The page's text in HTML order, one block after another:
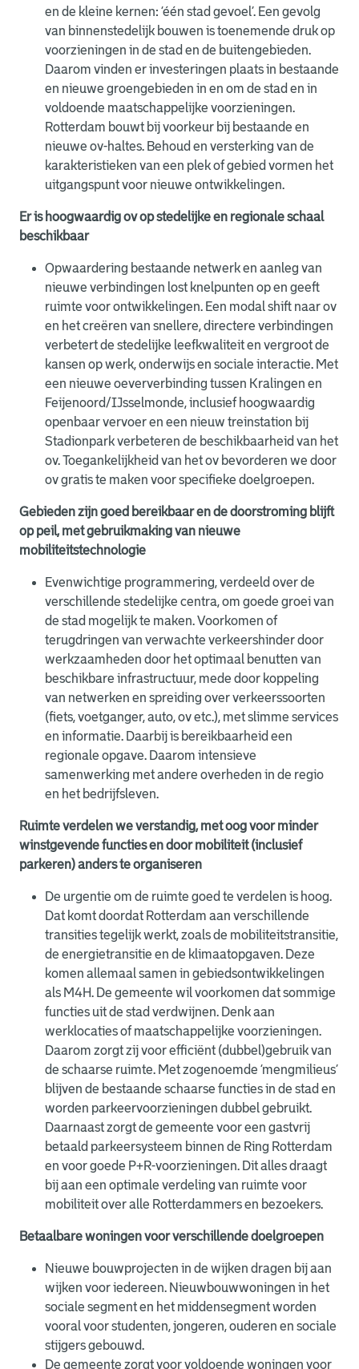
en de kleine kernen: ‘één stad gevoel’. Een gevolg
van binnenstedelijk bouwen is toenemende druk op
voorzieningen in de stad en de buitengebieden.
Daarom vinden er investeringen plaats in bestaande
en nieuwe groengebieden in en om de stad en in
voldoende maatschappelijke voorzieningen.
Rotterdam bouwt bij voorkeur bij bestaande en
nieuwe ov-haltes. Behoud en versterking van de
karakteristieken van een plek of gebied vormen het
uitgangspunt voor nieuwe ontwikkelingen.
Er is hoogwaardig ov op stedelijke en regionale schaal
beschikbaar
Opwaardering bestaande netwerk en aanleg van
nieuwe verbindingen lost knelpunten op en geeft
ruimte voor ontwikkelingen. Een modal shift naar ov
en het creëren van snellere, directere verbindingen
verbetert de stedelijke leefkwaliteit en vergroot de
kansen op werk, onderwijs en sociale interactie. Met
een nieuwe oeververbinding tussen Kralingen en
Feijenoord/IJsselmonde, inclusief hoogwaardig
openbaar vervoer en een nieuw treinstation bij
Stadionpark verbeteren de beschikbaarheid van het
ov. Toegankelijkheid van het ov bevorderen we door
ov gratis te maken voor specifieke doelgroepen.
Gebieden zijn goed bereikbaar en de doorstroming blijft
op peil, met gebruikmaking van nieuwe
mobiliteitstechnologie
Evenwichtige programmering, verdeeld over de
verschillende stedelijke centra, om goede groei van
de stad mogelijk te maken. Voorkomen of
terugdringen van verwachte verkeershinder door
werkzaamheden door het optimaal benutten van
beschikbare infrastructuur, mede door koppeling
van netwerken en spreiding over verkeerssoorten
(fiets, voetganger, auto, ov etc.), met slimme services
en informatie. Daarbij is bereikbaarheid een
regionale opgave. Daarom intensieve
samenwerking met andere overheden in de regio
en het bedrijfsleven.
Ruimte verdelen we verstandig, met oog voor minder
winstgevende functies en door mobiliteit (inclusief
parkeren) anders te organiseren
De urgentie om de ruimte goed te verdelen is hoog.
Dat komt doordat Rotterdam aan verschillende
transities tegelijk werkt, zoals de mobiliteitstransitie,
de energietransitie en de klimaatopgaven. Deze
komen allemaal samen in gebiedsontwikkelingen
als M4H. De gemeente wil voorkomen dat sommige
functies uit de stad verdwijnen. Denk aan
werklocaties of maatschappelijke voorzieningen.
Daarom zorgt zij voor efficiënt (dubbel)gebruik van
de schaarse ruimte. Met zogenoemde ‘mengmilieus’
blijven de bestaande schaarse functies in de stad en
worden parkeervoorzieningen dubbel gebruikt.
Daarnaast zorgt de gemeente voor een gastvrij
betaald parkeersysteem binnen de Ring Rotterdam
en voor goede P+R-voorzieningen. Dit alles draagt
bij aan een optimale verdeling van ruimte voor
mobiliteit over alle Rotterdammers en bezoekers.
Betaalbare woningen voor verschillende doelgroepen
Nieuwe bouwprojecten in de wijken dragen bij aan
wijken voor iedereen. Nieuwbouwwoningen in het
sociale segment en het middensegment worden
vooral voor studenten, jongeren, ouderen en sociale
stijgers gebouwd.
De gemeente zorgt voor voldoende woningen voor